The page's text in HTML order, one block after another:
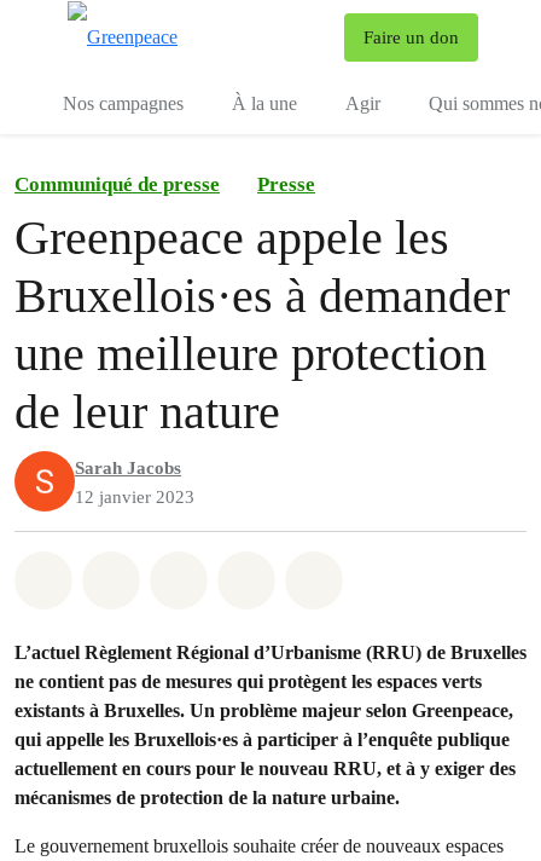
Faire un don
Nos campagnes À la une Agir Qui sommes
Communiqué de presse Presse
Greenpeace appele les
Bruxellois·es à demander
une meilleure protection
de leur nature
Sarah Jacobs
12 janvier 2023
L’actuel Règlement Régional d’Urbanisme (RRU) de Bruxelles
ne contient pas de mesures qui protègent les espaces verts
existants à Bruxelles. Un problème majeur selon Greenpeace,
qui appelle les Bruxellois·es à participer à l’enquête publique
actuellement en cours pour le nouveau RRU, et à y exiger des
mécanismes de protection de la nature urbaine.
Le gouvernement bruxellois souhaite créer de nouveaux espaces